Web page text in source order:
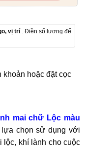
vị trí . Điền số lượng để
khoản hoặc đặt cọc
mai chữ Lộc màu
chọn sử dụng với
lộc, khí lành cho cuộc